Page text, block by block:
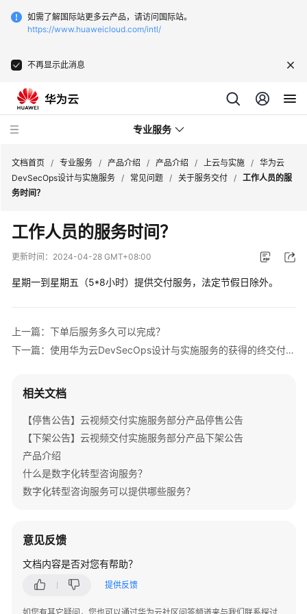
如需了解国际站更多云产品，请访问国际站。
https://www.huaweicloud.com/intl/
不再显示此消息
专业服务
务
公
告
产
绍
介
咨
询
与
规
划
云
与
施
文档首页 / 专业服务 / 产品介绍 / 产品介绍 / 上云与实施 / 华为云
DevSecOps设计与实施服务 / 常见问题 / 关于服务交付 / 工作人员的服
务时间？
工作人员的服务时间？
更新时间： 2024-04-28 GMT+08:00
星期一到星期五（5*8小时）提供交付服务，法定节假日除外。
上一篇：下单后服务多久可以完成？
下一篇：使用华为云DevSecOps设计与实施服务的获得的终交付件是什么？
相关文档
【停售公告】云视频交付实施服务部分产品停售公告
【下架公告】云视频交付实施服务部分产品下架公告
产品介绍
什么是数字化转型咨询服务？
数字化转型咨询服务可以提供哪些服务？
意见反馈
文档内容是否对您有帮助？
提供反馈